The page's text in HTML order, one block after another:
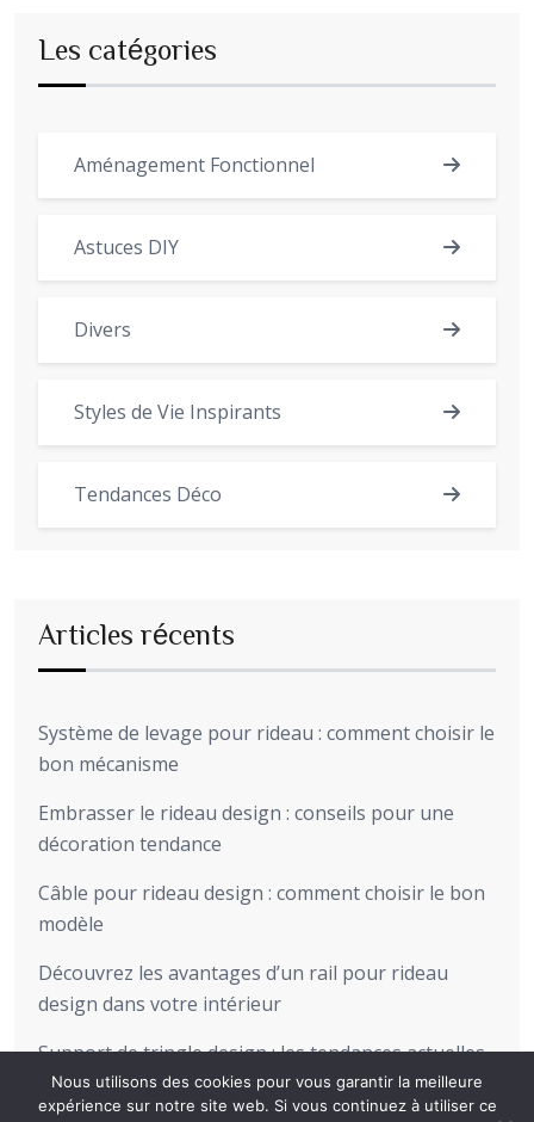
Les catégories
Aménagement Fonctionnel
Astuces DIY
Divers
Styles de Vie Inspirants
Tendances Déco
Articles récents
Système de levage pour rideau : comment choisir le
bon mécanisme
Embrasser le rideau design : conseils pour une
décoration tendance
Câble pour rideau design : comment choisir le bon
modèle
Découvrez les avantages d’un rail pour rideau
design dans votre intérieur
Support de tringle design : les tendances actuelles
pour sublimer votre intérieur
Nous utilisons des cookies pour vous garantir la meilleure
expérience sur notre site web. Si vous continuez à utiliser ce